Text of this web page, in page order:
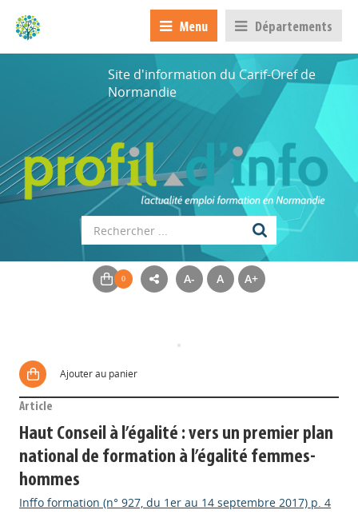
Menu Départements
Site d'information du Carif-Oref de
Normandie
A- A A+
Ajouter au panier
Article
Haut Conseil à l’égalité : vers un premier plan
national de formation à l’égalité femmes-
hommes
Inffo formation (n° 927, du 1er au 14 septembre 2017) p. 4